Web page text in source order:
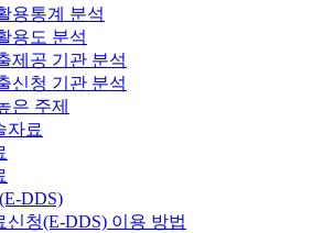
용통계 분석
용도 분석
제공 기관 분석
신청 기관 분석
은 주제
자료
DDS)
신청(E-DDS) 이용 방법